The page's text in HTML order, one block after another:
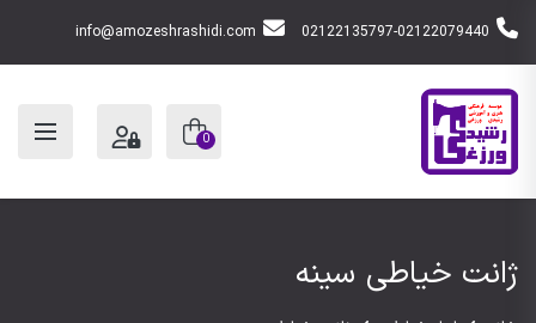
02122135797-02122079440
info@amozeshrashidi.com
0
ژانت خیاطی سینه